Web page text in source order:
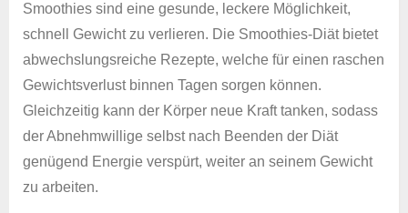
Smoothies sind eine gesunde, leckere Möglichkeit,
schnell Gewicht zu verlieren. Die Smoothies-Diät bietet
abwechslungsreiche Rezepte, welche für einen raschen
Gewichtsverlust binnen Tagen sorgen können.
Gleichzeitig kann der Körper neue Kraft tanken, sodass
der Abnehmwillige selbst nach Beenden der Diät
genügend Energie verspürt, weiter an seinem Gewicht
zu arbeiten.